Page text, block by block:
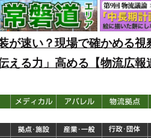
が速い？現場で確かめる視
える力」高める【物流広